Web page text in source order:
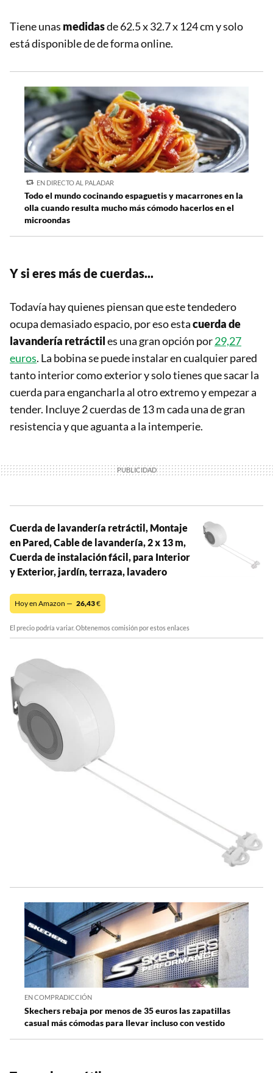
Tiene unas medidasde 62.5 x 32.7 x 124 cm y solo
está disponible de de forma online.
EN DIRECTO AL PALADAR
Todo el mundo cocinando espaguetis y macarrones en la
olla cuando resulta mucho más cómodo hacerlos en el
microondas
Y si eres más de cuerdas...
Todavía hay quienes piensan que este tendedero
ocupa demasiado espacio, por eso estacuerda de
lavandería retráctiles una gran opción por29,27
euros. La bobina se puede instalar en cualquier pared
tanto interior como exterior y solo tienes que sacar la
cuerda para engancharla al otro extremo y empezar a
tender. Incluye 2 cuerdas de 13 m cada una de gran
resistencia y que aguanta a la intemperie.
Cuerda de lavandería retráctil, Montaje
en Pared, Cable de lavandería, 2 x 13 m,
Cuerda de instalación fácil, para Interior
y Exterior, jardín, terraza, lavadero
Hoy en Amazon — 26,43€
El precio podría variar. Obtenemos comisión por estos enlaces
EN COMPRADICCIÓN
Skechers rebaja por menos de 35 euros las zapatillas
casual más cómodas para llevar incluso con vestido